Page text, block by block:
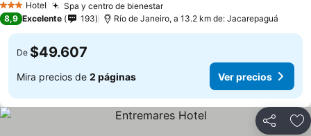
3 Estrellas
Hotel Spa y centro de bienestarVer precios
8,9 Excelente 193 Río de Janeiro, a 13.2 km de: Jacarepaguá
De $49.607
Mira precios de 2 páginas Ver precios
Compartir